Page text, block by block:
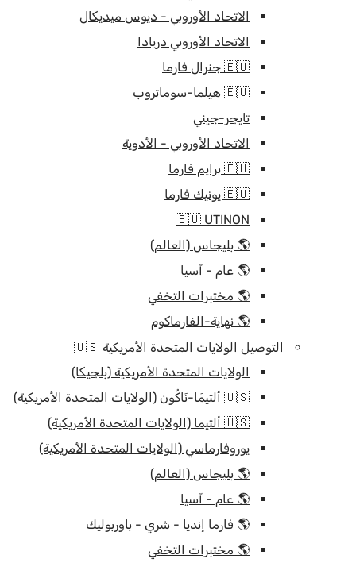
الاتحاد الأوروبي - ديوس ميديكال
الاتحاد الأوروبي دريادا
🇪🇺 جنرال فارما
🇪🇺 هيلما-سوماتروب
تايجر-جيني
الاتحاد الأوروبي - الأدوية
🇪🇺 برايم فارما
🇪🇺 يونيك فارما
🇪🇺 UTINON
🌎 بليجاس (العالم)
🌎 عام - آسيا
🌎 مختبرات التخفي
🌎 نهاية-الفارماكوم
التوصيل الولايات المتحدة الأمريكية 🇺🇸
الولايات المتحدة الأمريكية (بلجيكا)
🇺🇸 ألتيمَا-نَاكُون (الولايات المتحدة الأمريكية)
🇺🇸 ألتيما (الولايات المتحدة الأمريكية)
يوروفارماسي (الولايات المتحدة الأمريكية)
🌎 بليجاس (العالم)
🌎 عام - آسيا
🌎 فارما إنديا - شري - باوربوليك
🌎 مختبرات التخفي